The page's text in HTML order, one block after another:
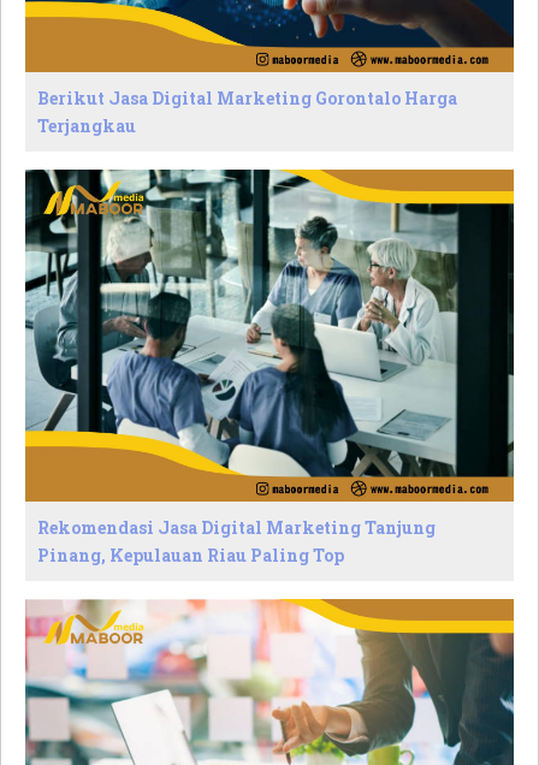
Berikut Jasa Digital Marketing Gorontalo Harga
Terjangkau
Rekomendasi Jasa Digital Marketing Tanjung
Pinang, Kepulauan Riau Paling Top